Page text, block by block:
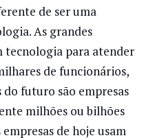
de ser uma
As grandes
tecnologia para atender
de funcionários,
do futuro são empresas
milhões ou bilhões
de hoje usam